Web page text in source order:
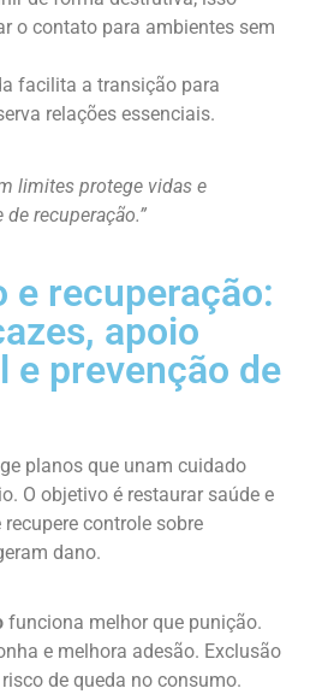
o contato para ambientes sem
facilita a transição para
relações essenciais.
limites protege vidas e
recuperação.”
e recuperação:
apoio
e prevenção de
planos que unam cuidado
O objetivo é restaurar saúde e
controle sobre
dano.
funciona melhor que punição.
e melhora adesão. Exclusão
de queda no consumo.